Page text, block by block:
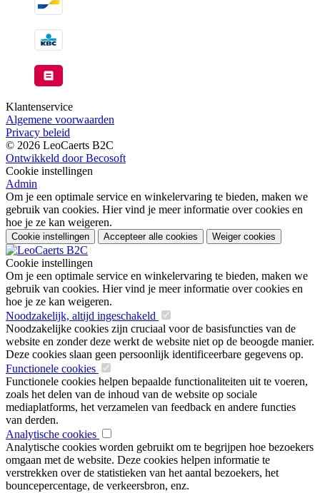
Klantenservice
Algemene voorwaarden
Privacy beleid
© 2026 LeoCaerts B2C
Ontwikkeld door Becosoft
Cookie instellingen
Admin
Om je een optimale service en winkelervaring te bieden, maken we
gebruik van cookies. Hier vind je meer informatie over cookies en
hoe je ze kan weigeren.
Cookie instellingen Accepteer alle cookies Weiger cookies
Cookie instellingen
Om je een optimale service en winkelervaring te bieden, maken we
gebruik van cookies. Hier vind je meer informatie over cookies en
hoe je ze kan weigeren.
Noodzakelijk, altijd ingeschakeld
Noodzakelijke cookies zijn cruciaal voor de basisfuncties van de
website en zonder deze werkt de website niet op de beoogde manier.
Deze cookies slaan geen persoonlijk identificeerbare gegevens op.
Functionele cookies
Functionele cookies helpen bepaalde functionaliteiten uit te voeren,
zoals het delen van de inhoud van de website op sociale
mediaplatforms, het verzamelen van feedback en andere functies
van derden.
Analytische cookies
Analytische cookies worden gebruikt om te begrijpen hoe bezoekers
omgaan met de website. Deze cookies helpen informatie te
verstrekken over de statistieken van het aantal bezoekers, het
bouncepercentage, de verkeersbron, enz.